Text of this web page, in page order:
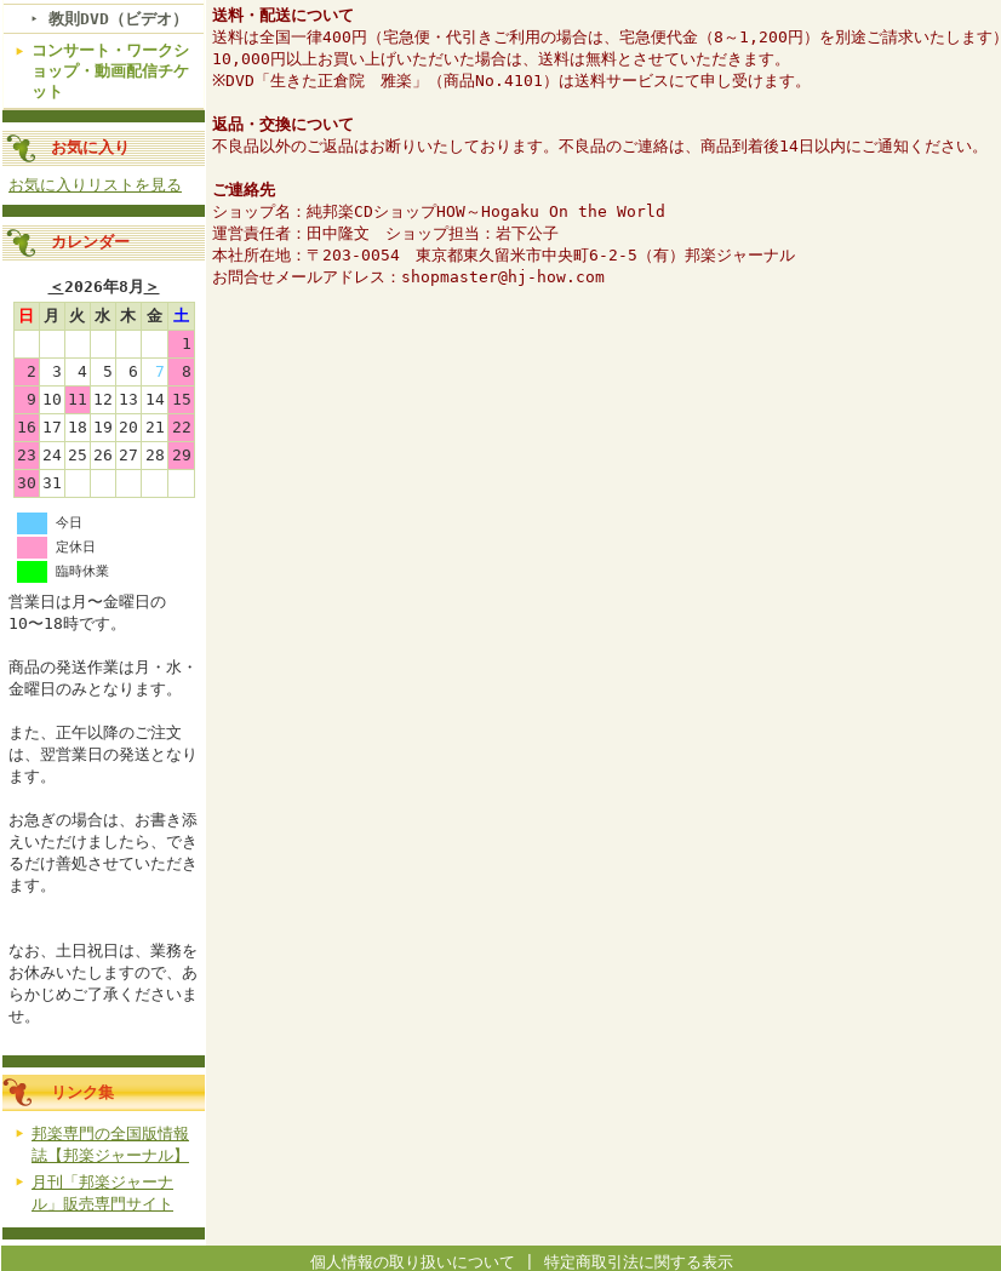
教則DVD（ビデオ）
コンサート・ワークシ
ョップ・動画配信チケ
ット
お気に入り
お気に入りリストを見る
カレンダー
＜2026年8月 ＞
日
月 火 水 木 金
土
1
2
3 4 5 6 7
8
9 10 11 12 13 14 15
16 17 18 19 20 21 22
23 24 25 26 27 28 29
30 31
今日
定休日
臨時休業
営業日は月〜金曜日の
10〜18時です。
商品の発送作業は月・水・
金曜日のみとなります。
また、正午以降のご注文
は、翌営業日の発送となり
ます。
お急ぎの場合は、お書き添
えいただけましたら、でき
るだけ善処させていただき
ます。
なお、土日祝日は、業務を
お休みいたしますので、あ
らかじめご了承くださいま
せ。
リンク集
邦楽専門の全国版情報
誌【邦楽ジャーナル】
月刊「邦楽ジャーナ
ル」販売専門サイト
送料・配送について
送料は全国一律400円（宅急便・代引きご利用の場合は、宅急便代金（8～1,200円）を別途ご請求いたします）
10,000円以上お買い上げいただいた場合は、送料は無料とさせていただきます。
※DVD「生きた正倉院 雅楽」（商品No.4101）は送料サービスにて申し受けます。
返品・交換について
不良品以外のご返品はお断りいたしております。不良品のご連絡は、商品到着後14日以内にご通知ください。
ご連絡先
ショップ名：純邦楽CDショップHOW～Hogaku On the World
運営責任者：田中隆文 ショップ担当：岩下公子
本社所在地：〒203-0054 東京都東久留米市中央町6-2-5（有）邦楽ジャーナル
お問合せメールアドレス：shopmaster@hj-how.com
個人情報の取り扱いについて 特定商取引法に関する表示